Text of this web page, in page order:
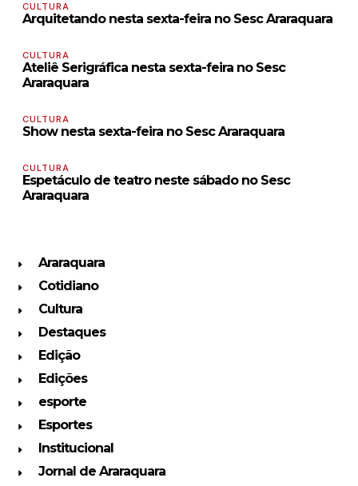
CULTURA
Arquitetando nesta sexta-feira no Sesc Araraquara
CULTURA
Ateliê Serigráfica nesta sexta-feira no Sesc
Araraquara
CULTURA
Show nesta sexta-feira no Sesc Araraquara
CULTURA
Espetáculo de teatro neste sábado no Sesc
Araraquara
Araraquara
Cotidiano
Cultura
Destaques
Edição
Edições
esporte
Esportes
Institucional
Jornal de Araraquara